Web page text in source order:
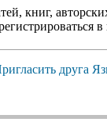
книг,
в
друга